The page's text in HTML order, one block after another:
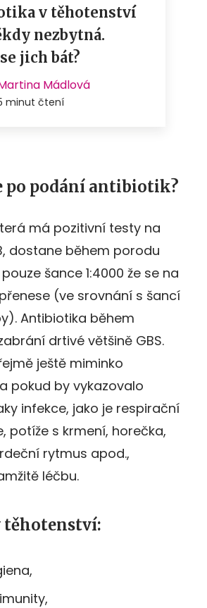
po podání antibiotik?
má pozitivní testy na
dostane během porodu
šance 1:4000 že se na
(ve srovnání s šancí
Antibiotika během
drtivé většině GBS.
ještě miminko
pokud by vykazovalo
infekce, jako je respirační
potíže s krmení, horečka,
rytmus apod.,
léčbu.
těhotenství: